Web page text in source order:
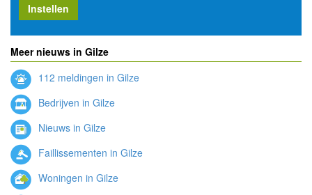
Instellen
Meer nieuws in Gilze
112 meldingen in Gilze
Bedrijven in Gilze
Nieuws in Gilze
Faillissementen in Gilze
Woningen in Gilze